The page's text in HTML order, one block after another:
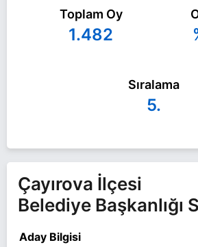
adayı olarak Zafer Partisi ile
seçimlerinde yarışıyor. Hacı
bilgi içinHacı Filik Haberleri
Toplam Oy
1.482
Sıralama
5.
Çayırova İlçesi
Belediye Başkanlığı
Aday Bilgisi